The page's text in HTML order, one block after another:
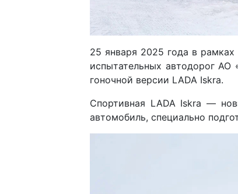
25 января 2025 года в
испытательных автодорог
гоночной версии LADA Iskra.
Спортивная LADA Iskra —
автомобиль, специально